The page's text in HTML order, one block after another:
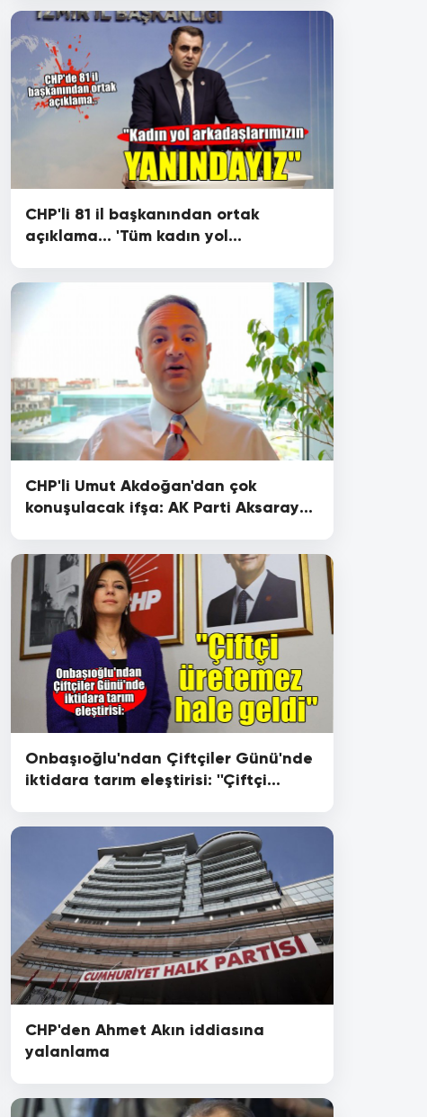
CHP'li 81 il başkanından ortak
açıklama... 'Tüm kadın yol
CHP'li Umut Akdoğan'dan çok
konuşulacak ifşa: AK Parti Aksaray
'fakirlik belgesi' aldırmış
Onbaşıoğlu'ndan Çiftçiler Günü'nde
iktidara tarım eleştirisi: ''Çiftçi
CHP'den Ahmet Akın iddiasına
yalanlama